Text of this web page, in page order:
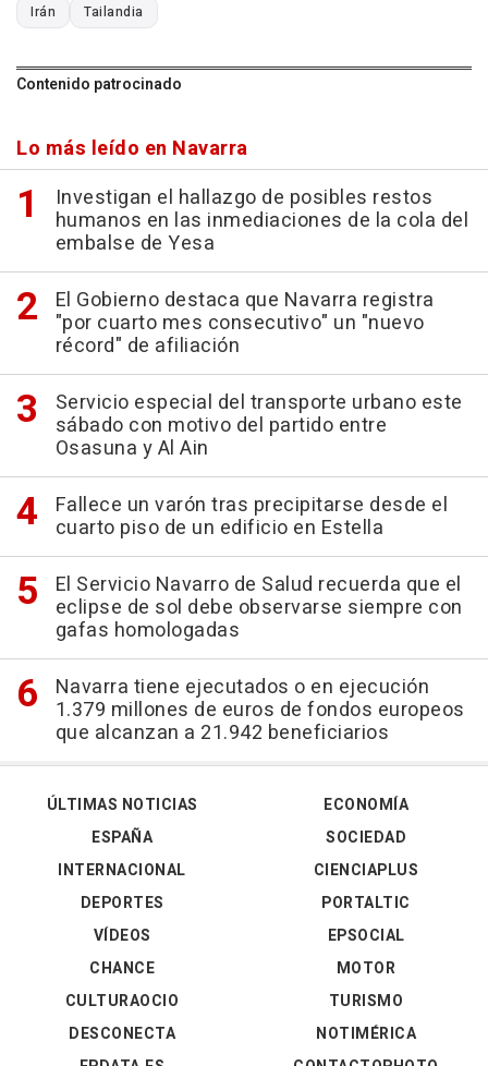
Irán Tailandia
Contenido patrocinado
Lo más leído en Navarra
Investigan el hallazgo de posibles restos
humanos en las inmediaciones de la cola del
embalse de Yesa
El Gobierno destaca que Navarra registra
"por cuarto mes consecutivo" un "nuevo
récord" de afiliación
Servicio especial del transporte urbano este
sábado con motivo del partido entre
Osasuna y Al Ain
Fallece un varón tras precipitarse desde el
cuarto piso de un edificio en Estella
El Servicio Navarro de Salud recuerda que el
eclipse de sol debe observarse siempre con
gafas homologadas
Navarra tiene ejecutados o en ejecución
1.379 millones de euros de fondos europeos
que alcanzan a 21.942 beneficiarios
ÚLTIMAS NOTICIAS
ESPAÑA
INTERNACIONAL
DEPORTES
VÍDEOS
ECONOMÍA
SOCIEDAD
CIENCIAPLUS
PORTALTIC
EPSOCIAL
CHANCE
CULTURAOCIO
DESCONECTA
MOTOR
TURISMO
NOTIMÉRICA